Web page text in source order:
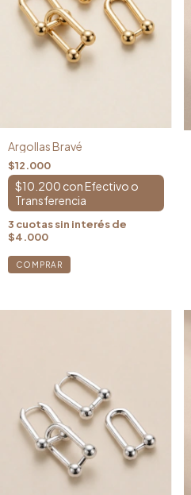
Argollas Bravé
$12.000
$10.200 con
3 cuotas sin interés de
$4.000